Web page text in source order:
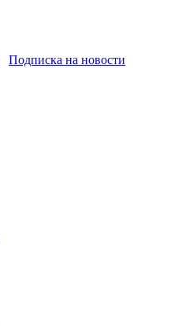
Подписка на новости